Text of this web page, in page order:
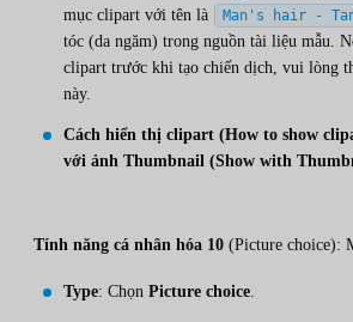
mục clipart với tên là
Man's hair -
tóc (da ngăm) trong nguồn tài liệu mẫu.
clipart trước khi tạo chiến dịch, vui lòng
này.
Cách hiển thị clipart (How to show
với ảnh Thumbnail (Show with
Tính năng cá nhân hóa 10 (Picture choice):
Type: Chọn Picture choice.